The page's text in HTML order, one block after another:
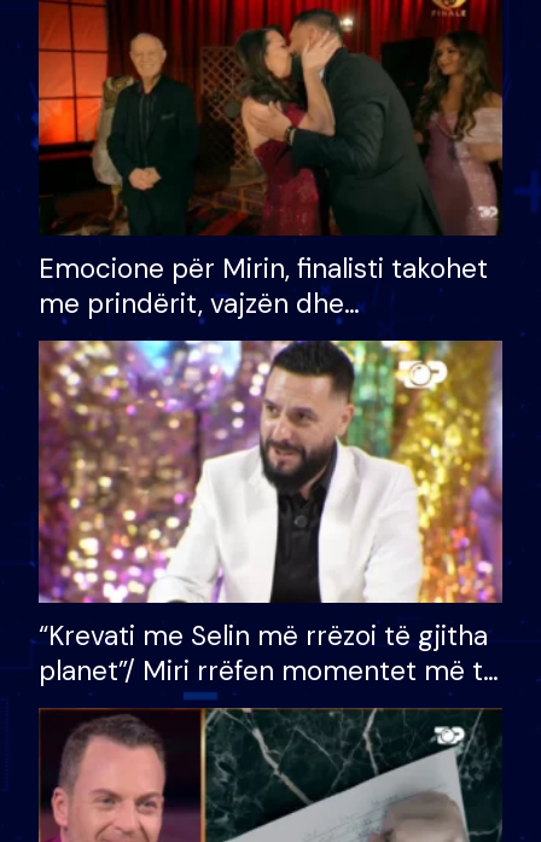
të fituar çmimin e madh
Emocione për Mirin, finalisti takohet
me prindërit, vajzën dhe
bashkëshorten: S’kemi ndonjë letër
divorci apo jo?
“Krevati me Selin më rrëzoi të gjitha
planet”/ Miri rrëfen momentet më të
bukura në shtëpinë e BB VIP: Do më
mungojë zilja e mëngjesit kur…